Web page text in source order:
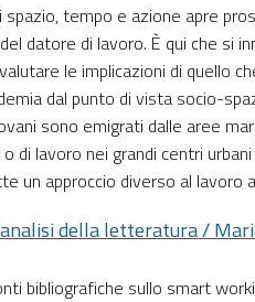
tempo e azione apre
datore di lavoro. È qui che si
le implicazioni di quello
dal punto di vista socio-
sono emigrati dalle aree
di lavoro nei grandi centri
un approccio diverso al lavoro
della letteratura /
bibliografiche sullo smart